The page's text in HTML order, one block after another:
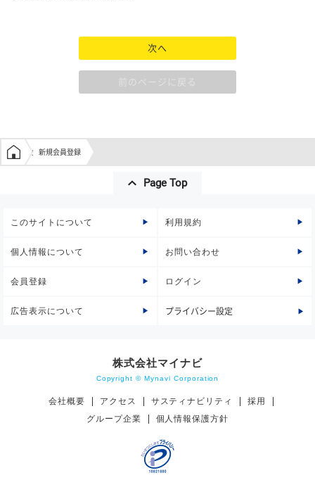
次へ
前のページに戻る
学生の窓口トップ
新規会員登録
Page Top
このサイトについて 利用規約
個人情報について お問い合わせ
会員登録 ログイン
広告表示について プライバシー設定
株式会社マイナビ
Copyright © Mynavi Corporation
会社概要 アクセス サスティナビリティ
採用
グループ企業
個人情報保護方針